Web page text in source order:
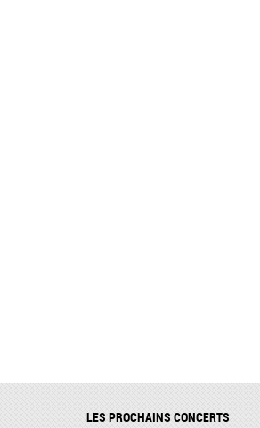
LES PROCHAINS CONCERTS